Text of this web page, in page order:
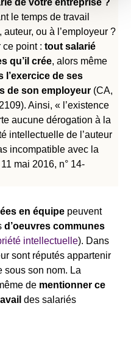
le temps de travail
ou à l’employeur ?
ce point : tout salarié
qu’il crée, alors même
l’exercice de ses
de son employeur (CA,
Ainsi, « l’existence
aucune dérogation à la
intellectuelle de l’auteur
incompatible avec la
mai 2016, n° 14-
en équipe peuvent
d’oeuvres communes
intellectuelle). Dans
sont réputés appartenir
sous son nom. La
de mentionner ce
des salariés